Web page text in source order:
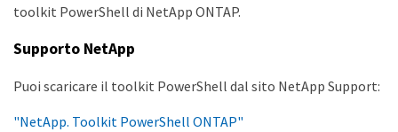
toolkit PowerShell di NetApp ONTAP.
Supporto NetApp
Puoi scaricare il toolkit PowerShell dal sito NetApp Support:
"NetApp. Toolkit PowerShell ONTAP"